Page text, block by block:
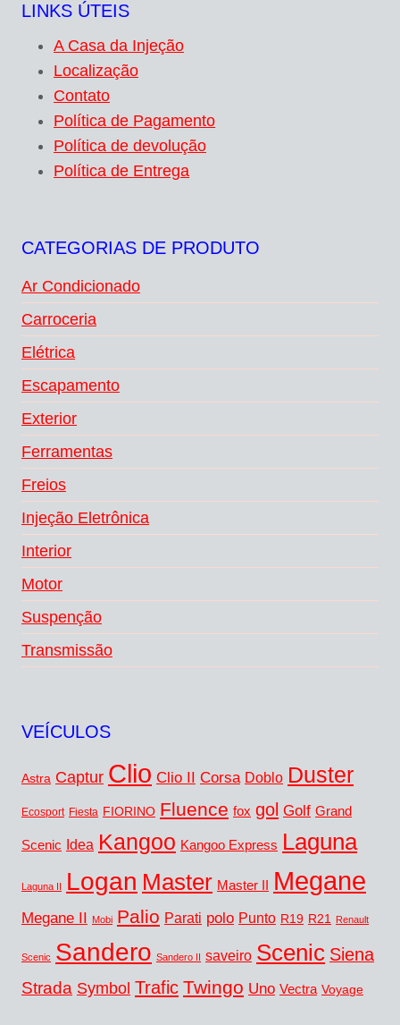
LINKS ÚTEIS
A Casa da Injeção
Localização
Contato
Política de Pagamento
Política de devolução
Política de Entrega
CATEGORIAS DE PRODUTO
Ar Condicionado
Carroceria
Elétrica
Escapamento
Exterior
Ferramentas
Freios
Injeção Eletrônica
Interior
Motor
Suspenção
Transmissão
VEÍCULOS
Astra Captur Clio Clio II Corsa Doblo Duster
Ecosport Fiesta FIORINO Fluence fox gol Golf Grand
Scenic Idea Kangoo Kangoo Express Laguna
Laguna II Logan Master Master II Megane
Megane II Mobi Palio Parati polo Punto R19 R21 Renault
Scenic Sandero Sandero II saveiro Scenic Siena
Strada Symbol Trafic Twingo Uno Vectra Voyage